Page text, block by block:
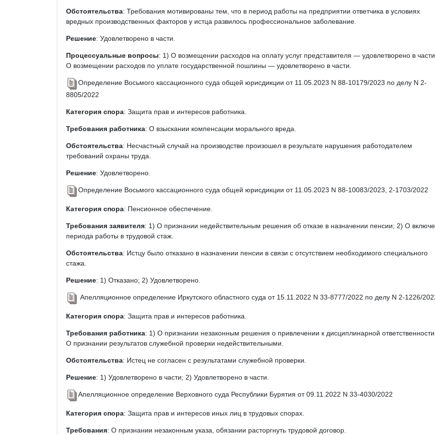
Обстоятельства: Требования мотивированы тем, что в период работы на предприятии ответчика в условиях
вредных производственных факторов у истца развилось профессиональное заболевание.
Решение: Удовлетворено в части.
Процессуальные вопросы: 1) О возмещении расходов на оплату услуг представителя — удовлетворено в
О возмещении расходов по уплате государственной пошлины — удовлетворено в части.
Определение Восьмого кассационного суда общей юрисдикции от 11.05.2023 N 88-10179/2023 по делу N 2-
8805/2022
Категория спора: Защита прав и интересов работника.
Требования работника: О взыскании компенсации морального вреда.
Обстоятельства: Несчастный случай на производстве произошел в результате нарушения работодателем
требований охраны труда.
Решение: Удовлетворено.
Определение Восьмого кассационного суда общей юрисдикции от 11.05.2023 N 88-10083/2023, 2-1703/2022
Категория спора: Пенсионное обеспечение.
Требования заявителя: 1) О признании недействительным решения об отказе в назначении пенсии; 2) О
периода работы в трудовой стаж.
Обстоятельства: Истцу было отказано в назначении пенсии в связи с отсутствием необходимого специального
стажа.
Решение: 1) Отказано; 2) Удовлетворено.
Апелляционное определение Иркутского областного суда от 15.11.2022 N 33-8777/2022 по делу N 2-1226/
Категория спора: Защита прав и интересов работника.
Требования работника: 1) О признании незаконным решения о привлечении к дисциплинарной
О признании результатов служебной проверки недействительными.
Обстоятельства: Истец не согласен с результатами служебной проверки.
Решение: 1) Удовлетворено в части; 2) Удовлетворено в части.
Апелляционное определение Верховного суда Республики Бурятия от 09.11.2022 N 33-4030/2022
Категория спора: Защита прав и интересов иных лиц в трудовых спорах.
Требования: О признании незаконным указа, обязании расторгнуть трудовой договор.